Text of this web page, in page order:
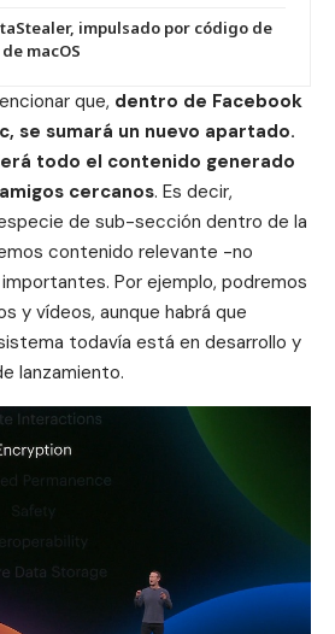
impulsado por código de
macOS
que, dentro de Facebook
se sumará un nuevo apartado.
todo el contenido generado
cercanos. Es decir,
de sub-sección dentro de la
contenido relevante -no
Por ejemplo, podremos
y vídeos, aunque habrá que
todavía está en desarrollo y
lanzamiento.